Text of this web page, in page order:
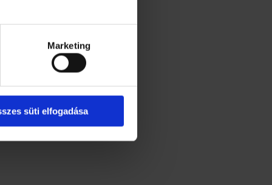
Marketing
süti elfogadása